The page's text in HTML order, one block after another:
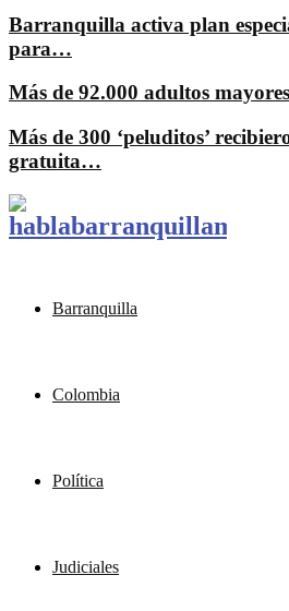
Barranquilla activa plan
para…
Más de 92.000 adultos
Más de 300 ‘peluditos’
gratuita…
Barranquilla
Colombia
Política
Judiciales